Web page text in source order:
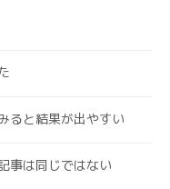
ると結果が出やすい
事は同じではない